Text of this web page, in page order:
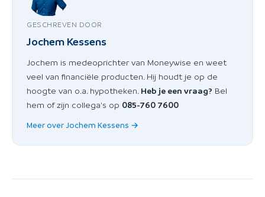
GESCHREVEN DOOR
Jochem Kessens
Jochem is medeoprichter van Moneywise en weet
veel van financiële producten. Hij houdt je op de
hoogte van o.a. hypotheken. Heb je een vraag? Bel
hem of zijn collega's op 085-760 7600
Meer over Jochem Kessens →